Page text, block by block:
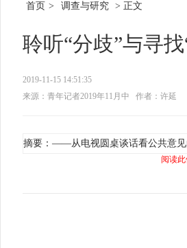
首页 > 调查与研究 > 正文
聆听“分歧”与寻找
2019-11-15 14:51:35
来源：青年记者2019年11月中
作者：许延
摘要：——从电视圆桌谈话看公共意见
阅读